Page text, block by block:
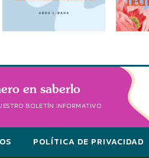
en saberlo
BOLETÍN INFORMATIVO
POLÍTICA DE PRIVACIDAD